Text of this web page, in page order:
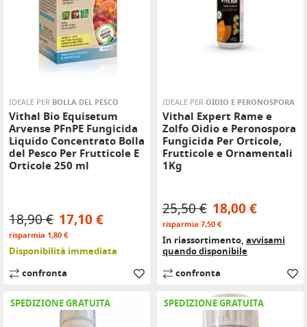
IDEALE PER BOLLA DEL PESCO
Vithal Bio Equisetum
Arvense PFnPE Fungicida
Liquido Concentrato Bolla
del Pesco Per Frutticole E
Orticole 250 ml
Prezzo base
18,90 € Prezzo
17,10 €
risparmia 1,80 €
Disponibilità immediata
confronta
IDEALE PEROIDIO E PERONOSPORA
Vithal Expert Rame e
Zolfo Oidio e Peronospora
Fungicida Per Orticole,
Frutticole e Ornamentali
1Kg
Prezzo base
25,50 € Prezzo
18,00 €
risparmia 7,50 €
In riassortimento, avvisami
quando disponibile
confronta
SPEDIZIONE GRATUITA SPEDIZIONE GRATUITA